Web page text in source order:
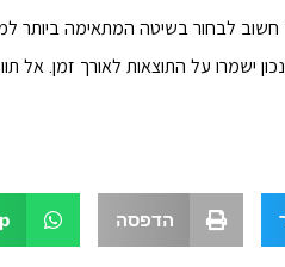
לבחור בשיטה המתאימה ביותר
ישמרו על התוצאות לאורך זמן. אל
הדפסה